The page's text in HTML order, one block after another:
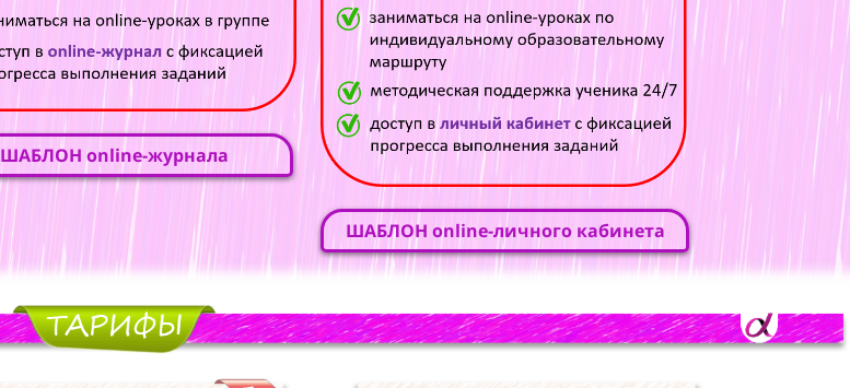
ШАБЛОН online-журнала
ШАБЛОН online-личного кабинета